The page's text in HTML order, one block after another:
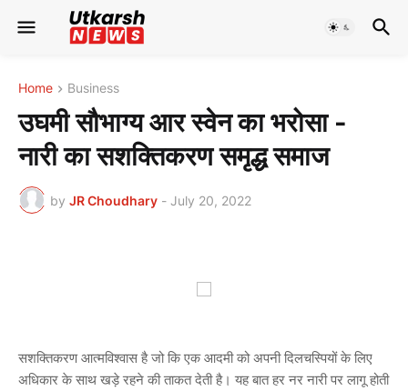
Home Business
उघमी सौभाग्य आर स्वेन का भरोसा -
नारी का सशक्तिकरण समृद्ध समाज
by JR Choudhary - July 20, 2022
सशक्तिकरण आत्मविश्वास है जो कि एक आदमी को अपनी दिलचस्पियों के लिए
अधिकार के साथ खड़े रहने की ताकत देती है। यह बात हर नर नारी पर लागू होती